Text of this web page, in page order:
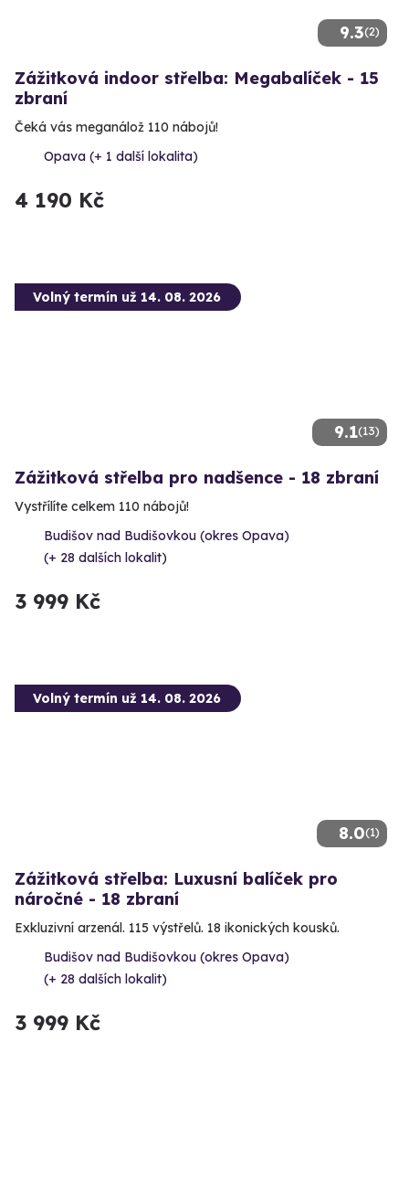
9.3(2)
Zážitková indoor střelba: Megabalíček - 15
zbraní
Čeká vás meganálož 110 nábojů!
Opava (+ 1 další lokalita)
4 190 Kč
9.1(13)
Volný termín už 14. 08. 2026
Zážitková střelba pro nadšence - 18 zbraní
Vystřílíte celkem 110 nábojů!
Budišov nad Budišovkou (okres Opava)
(+ 28 dalších lokalit)
3 999 Kč
8.0(1)
Volný termín už 14. 08. 2026
Zážitková střelba: Luxusní balíček pro
náročné - 18 zbraní
Exkluzivní arzenál. 115 výstřelů. 18 ikonických kousků.
Budišov nad Budišovkou (okres Opava)
(+ 28 dalších lokalit)
3 999 Kč